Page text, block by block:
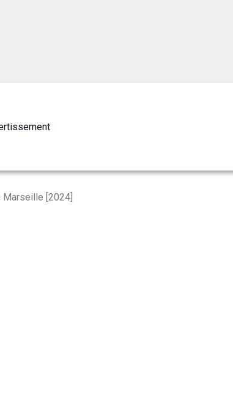
[2024]